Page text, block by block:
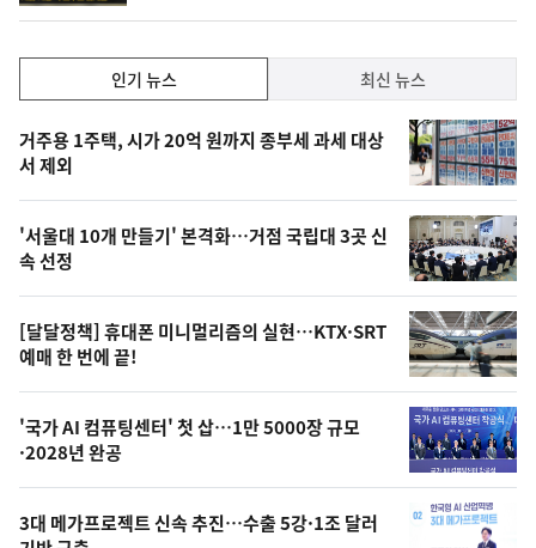
기,
최
신,
오
늘
의
영
상
오
늘
인기 뉴스 최신 뉴스
기
뉴
스
거주용 1주택, 시가 20억 원까지 종부세 과세 대상
서 제외
'서울대 10개 만들기' 본격화…거점 국립대 3곳 신
속 선정
[달달정책] 휴대폰 미니멀리즘의 실현…KTX·SRT
예매 한 번에 끝!
'국가 AI 컴퓨팅센터' 첫 삽…1만 5000장 규모
·2028년 완공
3대 메가프로젝트 신속 추진…수출 5강·1조 달러